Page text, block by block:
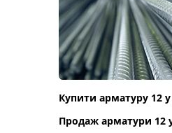
Купити арматуру 12
Продаж арматури 12